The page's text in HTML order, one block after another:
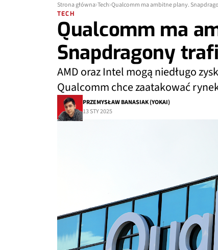
Strona główna Tech Qualcomm ma ambitne plany.
TECH
Qualcomm ma
Snapdragony
AMD oraz Intel mogą niedługo
Qualcomm chce zaatakować
PRZEMYSŁAW BANASIAK (YOKAI)
13 STY 2025